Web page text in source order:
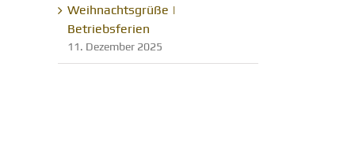
Weihnachtsgrüße |
Betriebsferien
11. Dezember 2025